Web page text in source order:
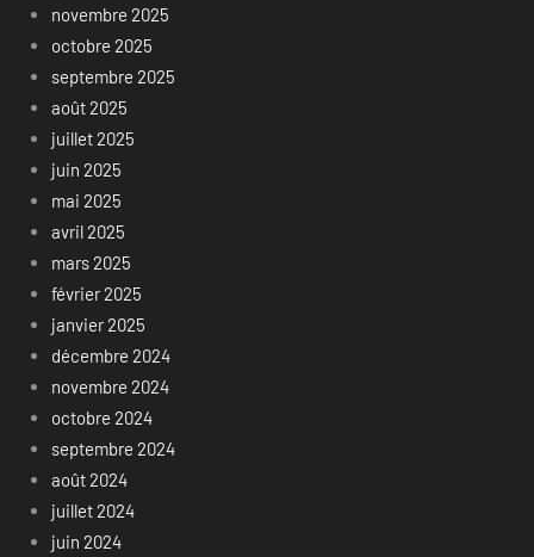
novembre 2025
octobre 2025
septembre 2025
août 2025
juillet 2025
juin 2025
mai 2025
avril 2025
mars 2025
février 2025
janvier 2025
décembre 2024
novembre 2024
octobre 2024
septembre 2024
août 2024
juillet 2024
juin 2024